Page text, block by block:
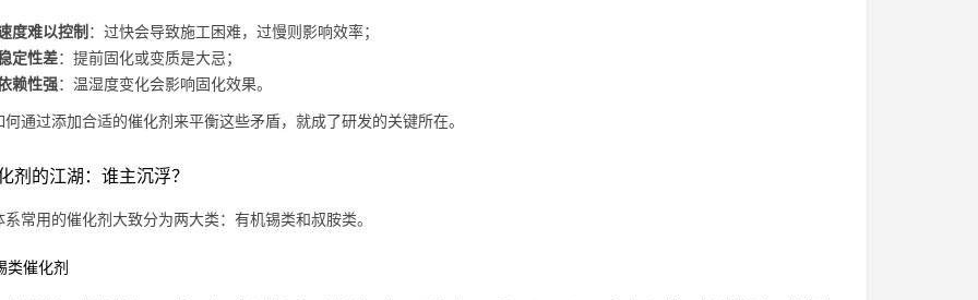
度难以控制 ：过快会导致施工困难，过慢则影响效率；
定性差：提前固化或变质是大忌；
赖性强：温湿度变化会影响固化效果。
何通过添加合适的催化剂来平衡这些矛盾，就成了研发的关键所在。
剂的江湖：谁主沉浮？
系常用的催化剂大致分为两大类：有机锡类和叔胺类。
类催化剂